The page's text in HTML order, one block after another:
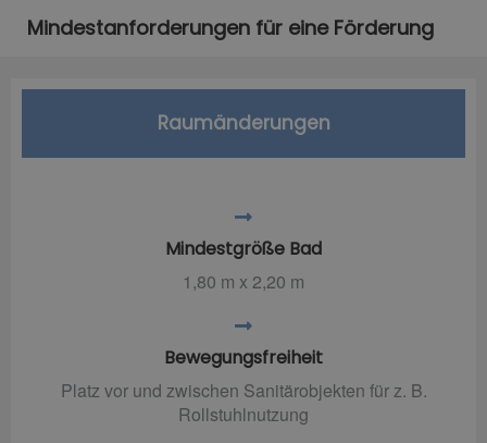
Mindestanforderungen für eine Förderung
Raumänderungen
Mindestgröße Bad
1,80 m x 2,20 m
Bewegungsfreiheit
Platz vor und zwischen Sanitärobjekten für z. B.
Rollstuhlnutzung